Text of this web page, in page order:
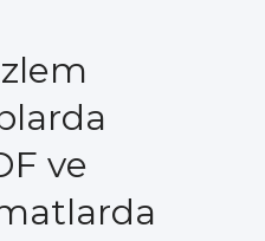
ve